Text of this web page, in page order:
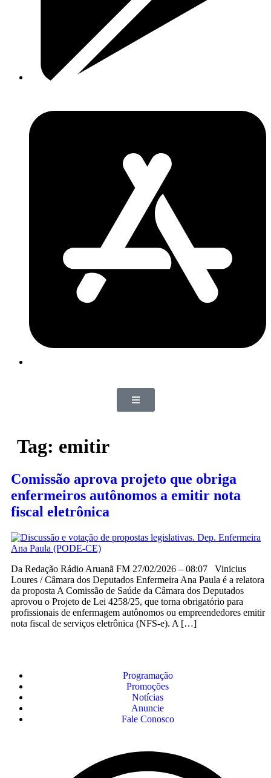
Tag: emitir
Comissão aprova projeto que obriga
enfermeiros autônomos a emitir nota
fiscal eletrônica
Da Redação Rádio Aruanã FM 27/02/2026 – 08:07 Vinicius
Loures / Câmara dos Deputados Enfermeira Ana Paula é a relatora
da proposta A Comissão de Saúde da Câmara dos Deputados
aprovou o Projeto de Lei 4258/25, que torna obrigatório para
profissionais de enfermagem autônomos ou empreendedores emitir
nota fiscal de serviços eletrônica (NFS-e). A […]
Programação
Promoções
Notícias
Anuncie
Fale Conosco